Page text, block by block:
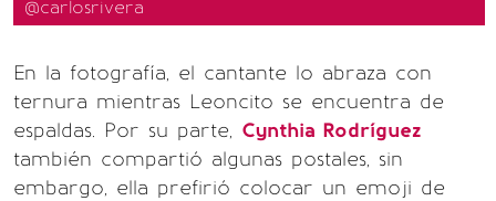
@carlosrivera
En la fotografía, el cantante lo abraza con
ternura mientras Leoncito se encuentra de
espaldas. Por su parte, Cynthia Rodríguez
también compartió algunas postales, sin
embargo, ella prefirió colocar un emoji de